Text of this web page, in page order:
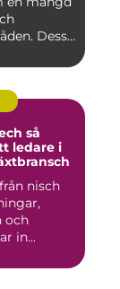
Dessa
så
ledare i
nisch
och
in...